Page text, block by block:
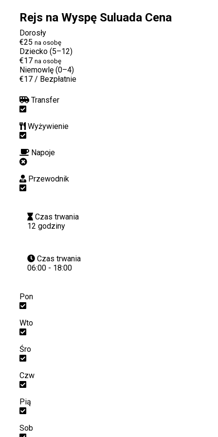
Rejs na Wyspę Suluada Cena
Dorosły
€25 na osobę
Dziecko (5–12)
€17 na osobę
Niemowlę (0–4)
€17 / Bezpłatnie
Transfer
Wyżywienie
Napoje
Przewodnik
Czas trwania
12 godziny
Czas trwania
06:00 - 18:00
Pon
Wto
Śro
Czw
Pią
Sob